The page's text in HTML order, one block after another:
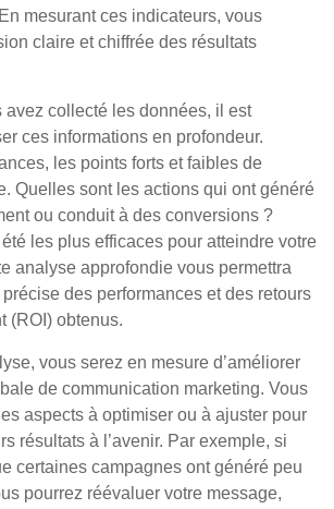
mesurant ces indicateurs, vous
claire et chiffrée des résultats
avez collecté les données, il est
ces informations en profondeur.
les points forts et faibles de
Quelles sont les actions qui ont généré
ou conduit à des conversions ?
les plus efficaces pour atteindre votre
analyse approfondie vous permettra
des performances et des retours
(ROI) obtenus.
vous serez en mesure d’améliorer
de communication marketing. Vous
aspects à optimiser ou à ajuster pour
résultats à l’avenir. Par exemple, si
certaines campagnes ont généré peu
pourrez réévaluer votre message,